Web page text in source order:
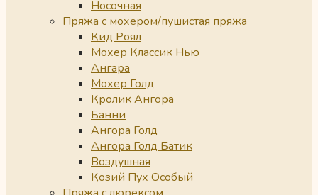
Носочная
Пряжа с мохером/пушистая пряжа
Кид Роял
Мохер Классик Нью
Ангара
Мохер Голд
Кролик Ангора
Банни
Ангора Голд
Ангора Голд Батик
Воздушная
Козий Пух Особый